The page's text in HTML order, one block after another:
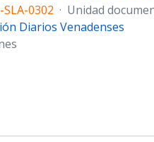
SLA-0302 · Unidad
Diarios Venadenses